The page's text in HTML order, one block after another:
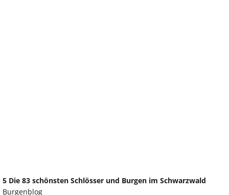
5 Die 83 schönsten Schlösser und Burgen im Schwarzwald
Burgenblog